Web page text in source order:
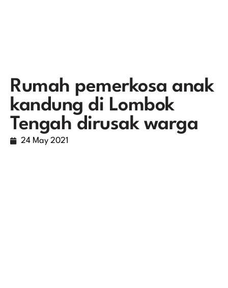
Rumah pemerkosa anak
kandung di Lombok
Tengah dirusak warga
24 May 2021